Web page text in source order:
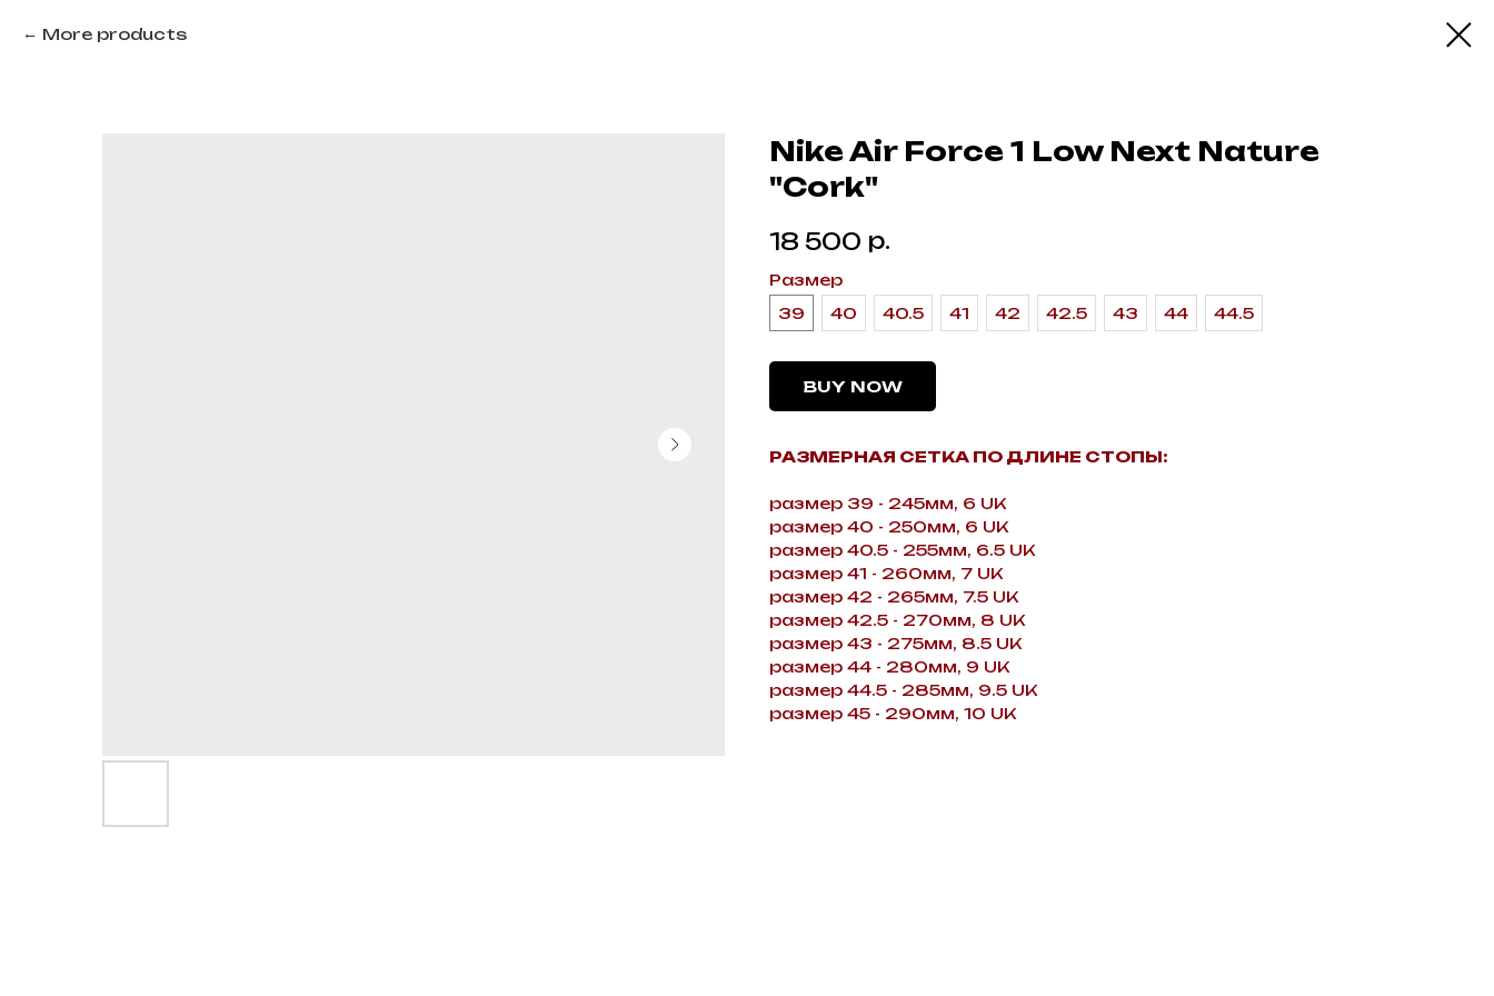
More products
Nike Air Force 1 Low Next Nature
"Cork"
18 500 р.
Размер
39
40 40.5 41 42 42.5 43 44 44.5
BUY NOW
РАЗМЕРНАЯ СЕТКА ПО ДЛИНЕ СТОПЫ:
размер 39 - 245мм, 6 UK
размер 40 - 250мм, 6 UK
размер 40.5 - 255мм, 6.5 UK
размер 41 - 260мм, 7 UK
размер 42 - 265мм, 7.5 UK
размер 42.5 - 270мм, 8 UK
размер 43 - 275мм, 8.5 UK
размер 44 - 280мм, 9 UK
размер 44.5 - 285мм, 9.5 UK
размер 45 - 290мм, 10 UK